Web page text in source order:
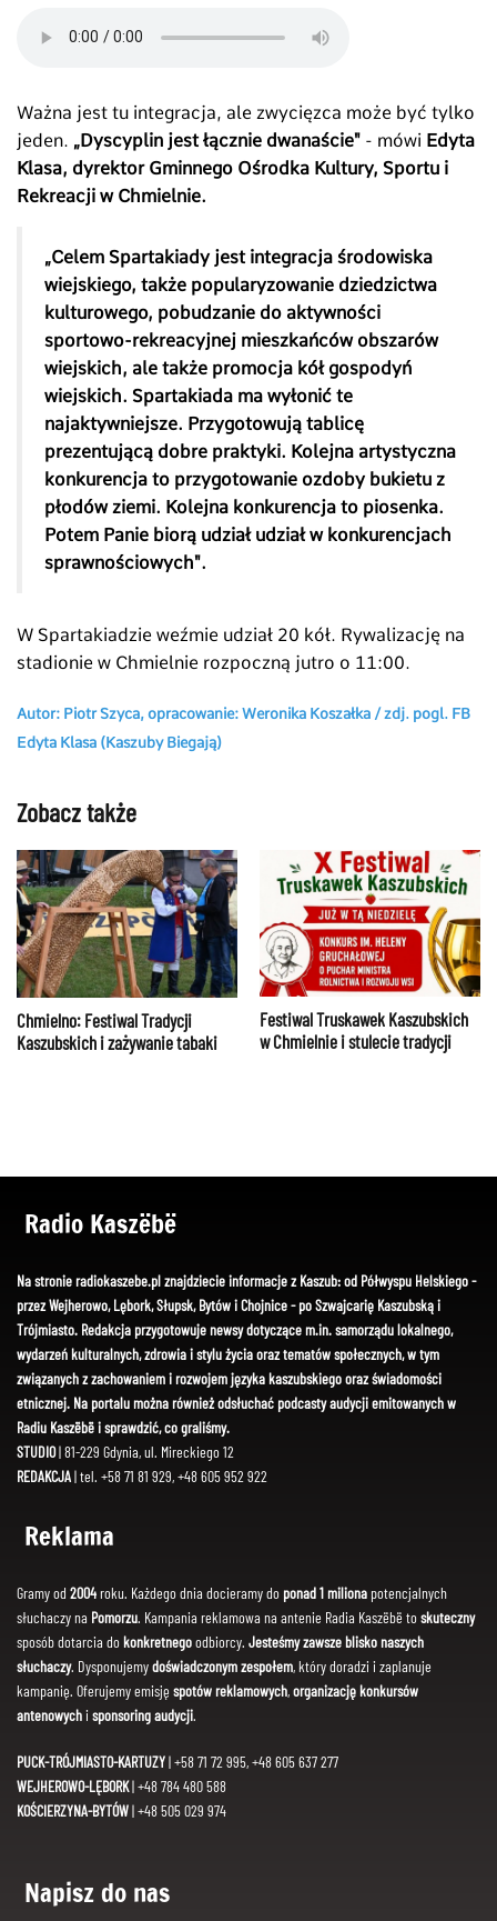
Ważna jest tu integracja, ale zwycięzca może być tylko
jeden. „Dyscyplin jest łącznie dwanaście" - mówi Edyta
Klasa, dyrektor Gminnego Ośrodka Kultury, Sportu i
Rekreacji w Chmielnie.
„Celem Spartakiady jest integracja środowiska
wiejskiego, także popularyzowanie dziedzictwa
kulturowego, pobudzanie do aktywności
sportowo-rekreacyjnej mieszkańców obszarów
wiejskich, ale także promocja kół gospodyń
wiejskich. Spartakiada ma wyłonić te
najaktywniejsze. Przygotowują tablicę
prezentującą dobre praktyki. Kolejna artystyczna
konkurencja to przygotowanie ozdoby bukietu z
płodów ziemi. Kolejna konkurencja to piosenka.
Potem Panie biorą udział udział w konkurencjach
sprawnościowych".
W Spartakiadzie weźmie udział 20 kół. Rywalizację na
stadionie w Chmielnie rozpoczną jutro o 11:00.
Autor: Piotr Szyca, opracowanie: Weronika Koszałka / zdj. pogl. FB
Edyta Klasa (Kaszuby Biegają)
Zobacz także
Chmielno: Festiwal Tradycji
Kaszubskich i zażywanie tabaki
Festiwal Truskawek Kaszubskich
w Chmielnie i stulecie tradycji
Radio Kaszëbë
Na stronie radiokaszebe.pl znajdziecie informacje z Kaszub: od Półwyspu Helskiego -
przez Wejherowo, Lębork, Słupsk, Bytów i Chojnice - po Szwajcarię Kaszubską i
Trójmiasto. Redakcja przygotowuje newsy dotyczące m.in. samorządu lokalnego,
wydarzeń kulturalnych, zdrowia i stylu życia oraz tematów społecznych, w tym
związanych z zachowaniem i rozwojem języka kaszubskiego oraz świadomości
etnicznej. Na portalu można również odsłuchać podcasty audycji emitowanych w
Radiu Kaszëbë i sprawdzić, co graliśmy.
STUDIO| 81-229 Gdynia, ul. Mireckiego 12
REDAKCJA| tel. +58 71 81 929, +48 605 952 922
Reklama
Gramy od 2004roku. Każdego dnia docieramy do ponad 1 miliona potencjalnych
słuchaczy na Pomorzu. Kampania reklamowa na antenie Radia Kaszëbë toskuteczny
sposób dotarcia dokonkretnegoodbiorcy. Jesteśmy zawsze blisko naszych
słuchaczy. Dysponujemydoświadczonym zespołem, który doradzi i zaplanuje
kampanię. Oferujemy emisję spotów reklamowych,organizację konkursów
antenowychi sponsoring audycji.
PUCK-TRÓJMIASTO-KARTUZY| +58 71 72 995, +48 605 637 277
WEJHEROWO-LĘBORK| +48 784 480 588
KOŚCIERZYNA-BYTÓW| +48 505 029 974
Napisz do nas